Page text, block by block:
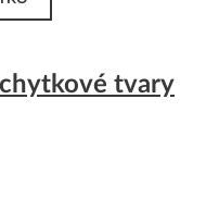
tvary